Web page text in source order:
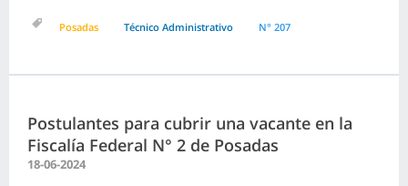
Posadas Técnico Administrativo N° 207
Postulantes para cubrir una vacante en la
Fiscalía Federal N° 2 de Posadas
18-06-2024